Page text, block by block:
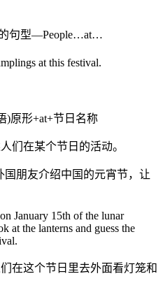
句型—People…at…
at this festival.
)原形+at+节日名称
们在某个节日的活动。
国朋友介绍中国的元宵节，让
January 15th of the lunar
at the lanterns and guess the
在这个节日里去外面看灯笼和